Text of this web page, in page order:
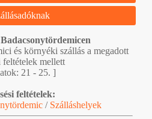
és környéki szállás a megadott
feltételek mellett
21 - 25. ]
feltételek:
/ Szálláshelyek